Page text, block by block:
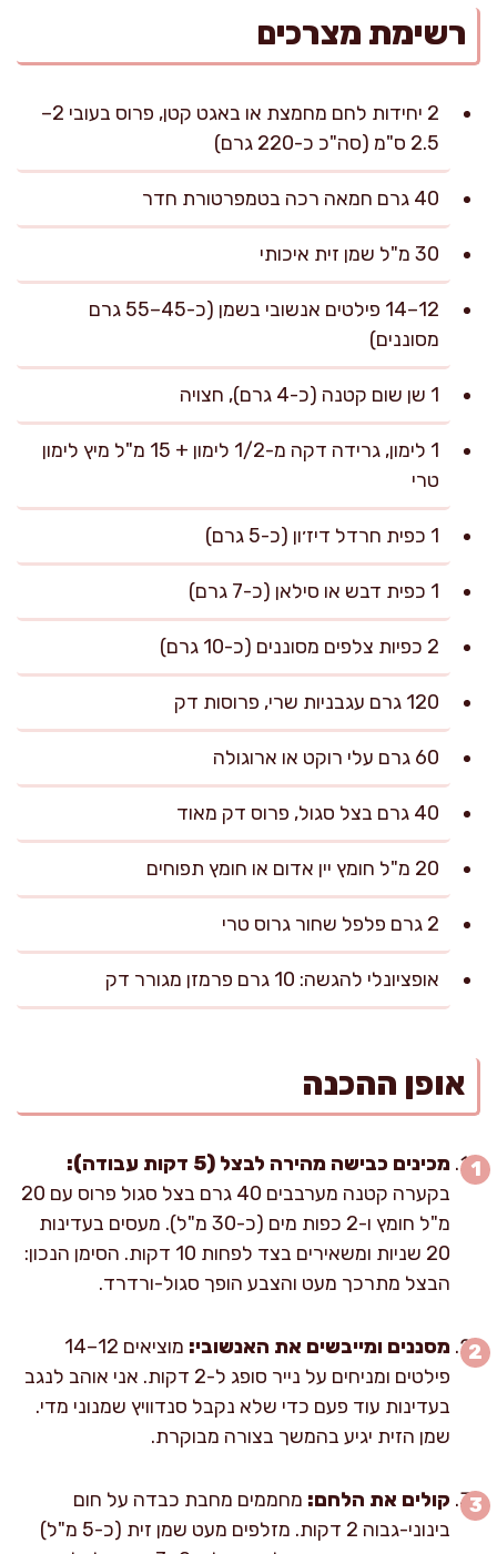
רשימת מצרכים
2 יחידות לחם מחמצת או באגט קטן, פרוס בעובי 2–
2.5 ס"מ (סה"כ כ-220 גרם)
40 גרם חמאה רכה בטמפרטורת חדר
30 מ"ל שמן זית איכותי
12–14 פילטים אנשובי בשמן (כ-45–55 גרם
מסוננים)
1 שן שום קטנה (כ-4 גרם), חצויה
1 לימון, גרידה דקה מ-1/2 לימון + 15 מ"ל מיץ לימון
טרי
1 כפית חרדל דיז׳ון (כ-5 גרם)
1 כפית דבש או סילאן (כ-7 גרם)
2 כפיות צלפים מסוננים (כ-10 גרם)
120 גרם עגבניות שרי, פרוסות דק
60 גרם עלי רוקט או ארוגולה
40 גרם בצל סגול, פרוס דק מאוד
20 מ"ל חומץ יין אדום או חומץ תפוחים
2 גרם פלפל שחור גרוס טרי
אופציונלי להגשה: 10 גרם פרמזן מגורר דק
אופן ההכנה
מכינים כבישה מהירה לבצל (5 דקות עבודה):
בקערה קטנה מערבבים 40 גרם בצל סגול פרוס עם 20
מ"ל חומץ ו-2 כפות מים (כ-30 מ"ל). מעסים בעדינות
20 שניות ומשאירים בצד לפחות 10 דקות. הסימן הנכון:
הבצל מתרכך מעט והצבע הופך סגול-ורדרד.
מסננים ומייבשים את האנשובי:
מוציאים 12–14
פילטים ומניחים על נייר סופג ל-2 דקות. אני אוהב לנגב
בעדינות עוד פעם כדי שלא נקבל סנדוויץ שמנוני מדי.
שמן הזית יגיע בהמשך בצורה מבוקרת.
קולים את הלחם: מחממים מחבת כבדה על חום
בינוני-גבוה 2 דקות. מזלפים מעט שמן זית (כ-5 מ"ל)